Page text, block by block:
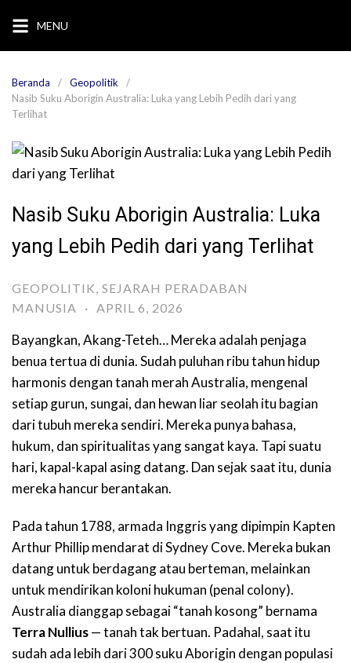
konten
MENU
Beranda
Geopolitik
Nasib Suku Aborigin Australia: Luka yang Lebih Pedih dari yang
Terlihat
Nasib Suku Aborigin Australia: Luka
yang Lebih Pedih dari yang Terlihat
GEOPOLITIK, SEJARAH PERADABAN
MANUSIA
· APRIL 6, 2026
Bayangkan, Akang-Teteh… Mereka adalah penjaga
benua tertua di dunia. Sudah puluhan ribu tahun hidup
harmonis dengan tanah merah Australia, mengenal
setiap gurun, sungai, dan hewan liar seolah itu bagian
dari tubuh mereka sendiri. Mereka punya bahasa,
hukum, dan spiritualitas yang sangat kaya. Tapi suatu
hari, kapal-kapal asing datang. Dan sejak saat itu, dunia
mereka hancur berantakan.
Pada tahun 1788, armada Inggris yang dipimpin Kapten
Arthur Phillip mendarat di Sydney Cove. Mereka bukan
datang untuk berdagang atau berteman, melainkan
untuk mendirikan koloni hukuman (penal colony).
Australia dianggap sebagai “tanah kosong” bernama
Terra Nullius— tanah tak bertuan. Padahal, saat itu
sudah ada lebih dari 300 suku Aborigin dengan populasi